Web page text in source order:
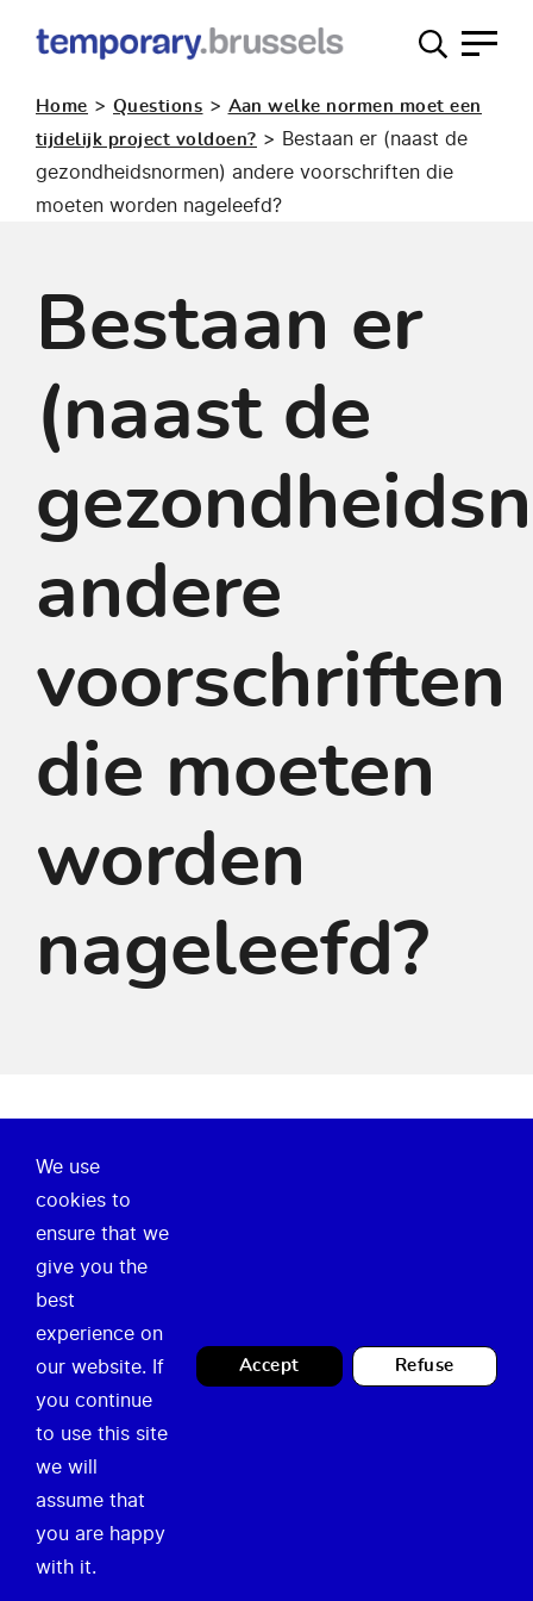
tijdelijk
Home > Questions > Aan welke normen moet een
tijdelijk project voldoen? > Bestaan er (naast de
gezondheidsnormen) andere voorschriften die
moeten worden nageleefd?
Bestaan er
(naast de
andere
voorschriften
die moeten
worden
nageleefd?
Over ons
Onze missie
Nieuws
Privacy Policy
Juridische vermeldingen
Contact
We use
cookies to
ensure that we
give you the
best
experience on
our website. If
you continue
to use this site
we will
assume that
you are happy
with it.
Accept Refuse